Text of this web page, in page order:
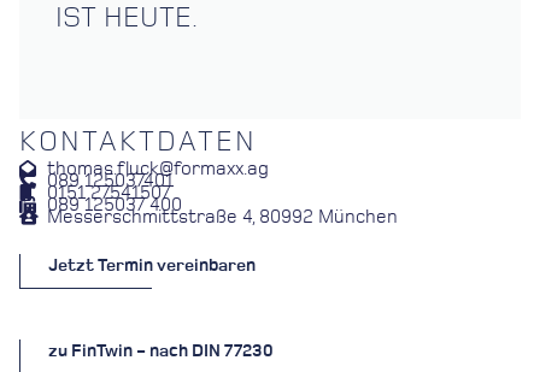
IST HEUTE.
KONTAKTDATEN
thomas.fluck@formaxx.ag
089 125037401
0151 27541507
089 125037 400
Messerschmittstraße 4, 80992 München
Jetzt Termin vereinbaren
zu FinTwin - nach DIN 77230